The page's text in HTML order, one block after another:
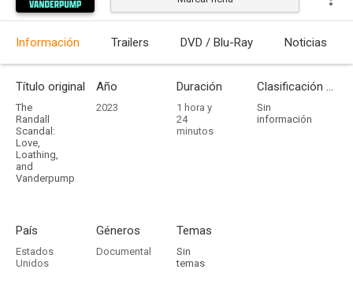
Información Trailers DVD / Blu-Ray Noticias
Título original
The
Randall
Scandal:
Love,
Loathing,
and
Vanderpump
Año
2023
Duración
1 hora y
24
minutos
Clasificación por edades
Sin
información
País
Estados
Unidos
Géneros
Documental
Temas
Sin
temas